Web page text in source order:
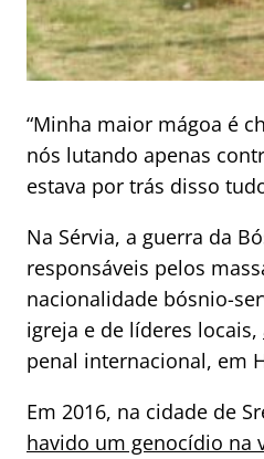
“Minha maior mágoa é
nós lutando apenas
estava por trás disso
Na Sérvia, a guerra da
responsáveis pelos
nacionalidade bósnio-
igreja e de líderes locais,
penal internacional, em
Em 2016, na cidade de
havido um genocídio na